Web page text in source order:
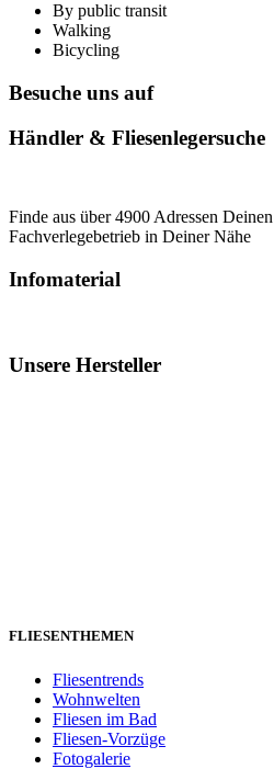
By public transit
Walking
Bicycling
Besuche uns auf
Händler & Fliesenlegersuche
Finde aus über 4900 Adressen
Fachverlegebetrieb in Deiner Nähe
Infomaterial
Unsere Hersteller
FLIESENTHEMEN
Fliesentrends
Wohnwelten
Fliesen im Bad
Fliesen-Vorzüge
Fotogalerie